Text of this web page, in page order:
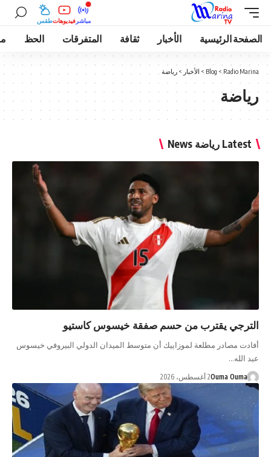
طقسفيديوهات مباشر
الصفحة الرئيسية الأخبار ثقافة المتفرقات الحظ
Radio Marina
>
Blog
> الأخبار > رياضة
رياضة
Latest رياضة News
الترجي يقترب من حسم صفقة خيسوس كاستيو
أفادت مصادر مطلعة لموزاييك أن متوسط الميدان الدولي البيروفي خيسوس
عبد الله…
Ouma Ouma2 أغسطس، 2026